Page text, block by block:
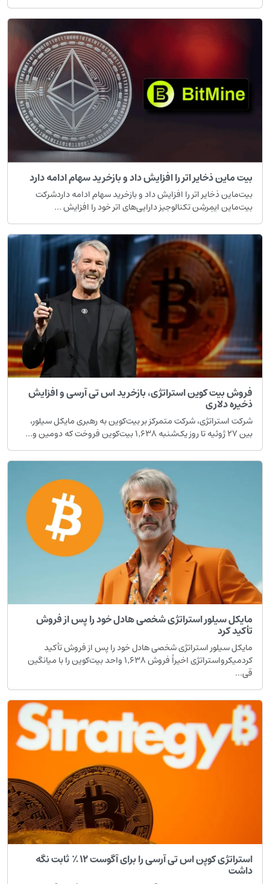
ماین ذخایر اتر را افزایش داد و بازخرید سهام ادامه دارد
ذخایر اتر را افزایش داد و بازخرید سهام ادامه داردشرکت
ایمِرشِن تکنالوجیز دارایی‌های اتر خود را افزایش ...
بیت کوین استراتژی، بازخرید اس تی آرسی و افزایش
دلاری
استراتژی، شرکت متمرکز بر بیت‌کوین به رهبری مایکل سیلور،
سیلور استراتژی شخصی هادل خود را پس از فروش
کرد
سیلور استراتژی شخصی هادل خود را پس از فروش تأکید
کردمیکرواستراتژی اخیراً فروش ۱٬۶۳۸ واحد بیت‌کوین را با میانگین
استراتژی کوپن اس تی آرسی را برای آگوست ۱۲٪ ثابت نگه